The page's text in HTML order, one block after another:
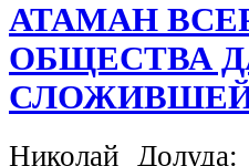
АТАМАН
ОБЩЕСТВА
Николай